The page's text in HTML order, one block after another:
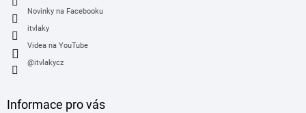
Novinky na Facebooku
itvlaky
Videa na YouTube
@itvlakycz
Informace pro vás